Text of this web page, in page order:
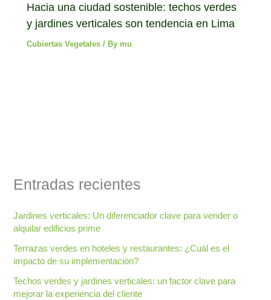
Hacia una ciudad sostenible: techos verdes
y jardines verticales son tendencia en Lima
Cubiertas Vegetales / By mu
Entradas recientes
Jardines verticales: Un diferenciador clave para vender o
alquilar edificios prime
Terrazas verdes en hoteles y restaurantes: ¿Cuál es el
impacto de su implementación?
Techos verdes y jardines verticales: un factor clave para
mejorar la experiencia del cliente